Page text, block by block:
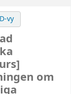
vy
om